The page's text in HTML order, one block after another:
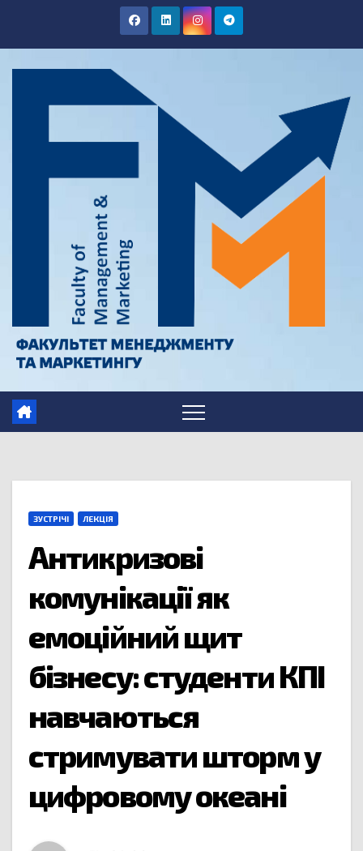
ЗУСТРІЧІ ЛЕКЦІЯ
Антикризові
комунікації як
емоційний щит
бізнесу: студенти КПІ
навчаються
стримувати шторм у
цифровому океані